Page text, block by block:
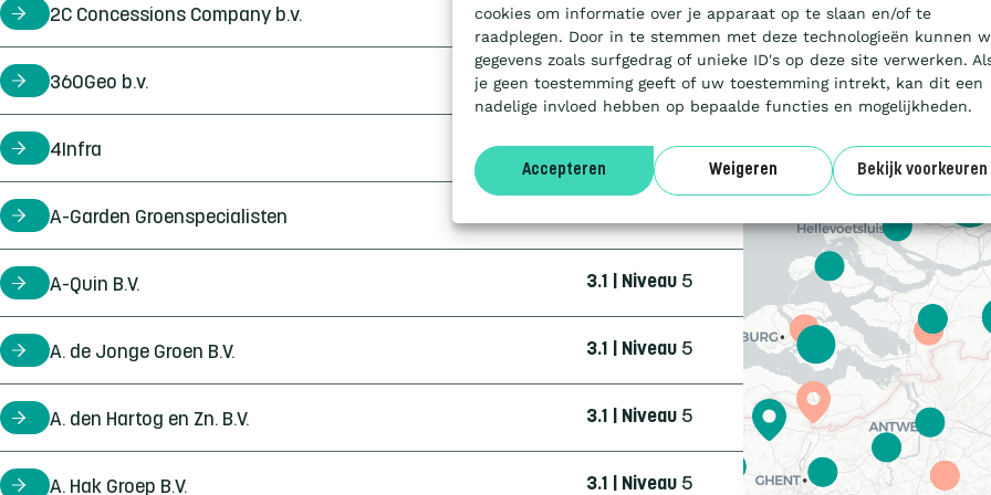
cookies om informatie over je apparaat op te slaan en/of te
raadplegen. Door in te stemmen met deze technologieën kunnen
gegevens zoals surfgedrag of unieke ID's op deze site verwerken.
je geen toestemming geeft of uw toestemming intrekt, kan dit een
nadelige invloed hebben op bepaalde functies en mogelijkheden.
Accepteren Weigeren Bekijk voorkeuren
certificaathouder
2C Concessions Company b.v. 3.1 | Niveau5
certificaathouder
360Geo b.v. 3.1 | Niveau3
certificaathouder
4Infra 4.0 | Trede3
certificaathouder
A-Garden Groenspecialisten
certificaathouder
A-Quin B.V. 3.1 | Niveau 5
certificaathouder
A. de Jonge Groen B.V. 3.1 | Niveau 5
certificaathouder
A. den Hartog en Zn. B.V. 3.1 | Niveau 5
certificaathouder
A. Hak Groep B.V. 3.1 | Niveau 5